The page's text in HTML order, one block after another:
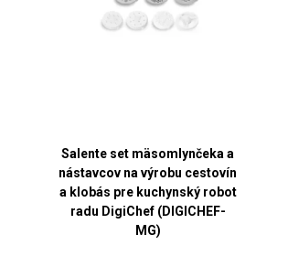
Salente set mäsomlynčeka a
nástavcov na výrobu cestovín
a klobás pre kuchynský robot
radu DigiChef (DIGICHEF-
MG)